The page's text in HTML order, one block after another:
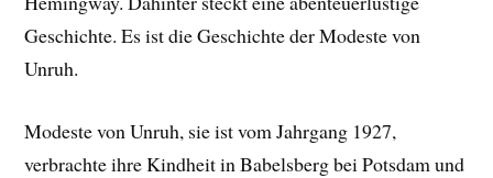
Geschichte. Es ist die Geschichte der Modeste von
Unruh.
Modeste von Unruh, sie ist vom Jahrgang 1927,
verbrachte ihre Kindheit in Babelsberg bei Potsdam und